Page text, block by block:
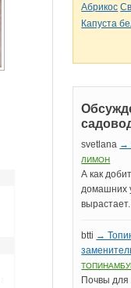
Абрикос
Капуста
svetlana →
ЛИМОН
А как
домашних
btti →
Почвы для